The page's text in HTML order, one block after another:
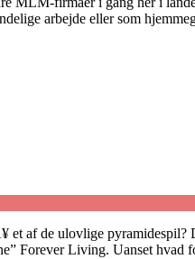
arbejde eller som
et af de ulovlige pyramidespil?
Forever Living. Uanset hvad